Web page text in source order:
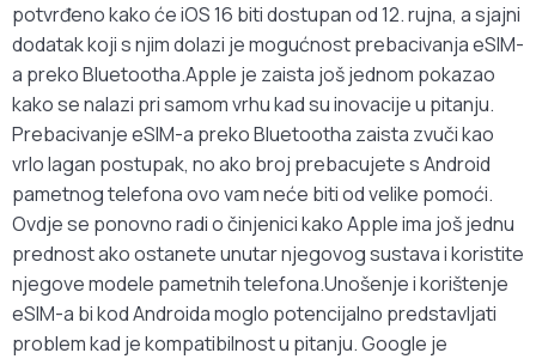
potvrđeno kako će iOS 16 biti dostupan od 12. rujna, a sjajni
dodatak koji s njim dolazi je mogućnost prebacivanja eSIM-
a preko Bluetootha.Apple je zaista još jednom pokazao
kako se nalazi pri samom vrhu kad su inovacije u pitanju.
Prebacivanje eSIM-a preko Bluetootha zaista zvuči kao
vrlo lagan postupak, no ako broj prebacujete s Android
pametnog telefona ovo vam neće biti od velike pomoći.
Ovdje se ponovno radi o činjenici kako Apple ima još jednu
prednost ako ostanete unutar njegovog sustava i koristite
njegove modele pametnih telefona.Unošenje i korištenje
eSIM-a bi kod Androida moglo potencijalno predstavljati
problem kad je kompatibilnost u pitanju. Google je